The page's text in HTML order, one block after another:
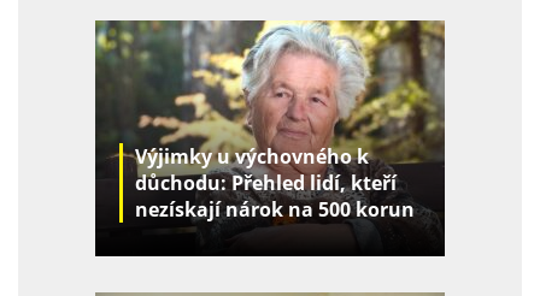
Výjimky u výchovného k
důchodu: Přehled lidí, kteří
nezískají nárok na 500 korun
za děti